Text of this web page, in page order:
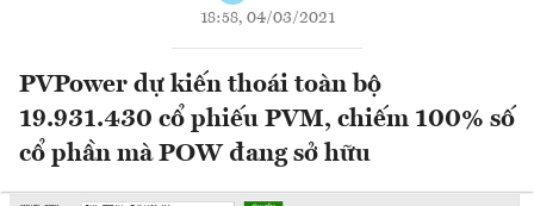
18:58, 04/03/2021
PVPower dự kiến thoái toàn bộ
19.931.430 cổ phiếu PVM, chiếm 100% số
cổ phần mà POW đang sở hữu